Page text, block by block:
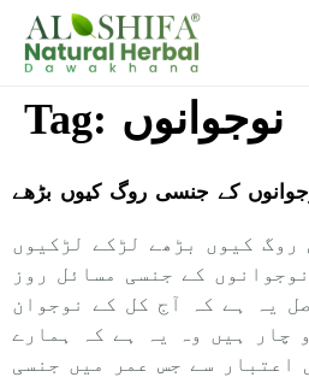
Tag: نوجوانوں
کے جنسی روگ کیوں بڑھے
روگ کیوں بڑھے لڑکے لڑکیوں
کے جنسی مسائل روز
یہ ہے کہ آج کل کے نوجوان
چار ہیں وہ یہ ہے کہ ہمارے
اعتبار سے جس عمر میں جنسی